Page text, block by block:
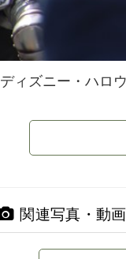
ディズニー・ハロ
関連写真・動画